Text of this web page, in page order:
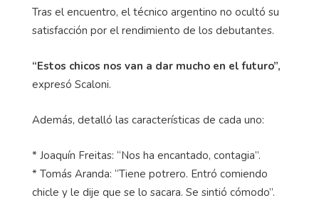
Tras el encuentro, el técnico argentino no ocultó su
satisfacción por el rendimiento de los debutantes.
“Estos chicos nos van a dar mucho en el futuro”,
expresó Scaloni.
Además, detalló las características de cada uno:
* Joaquín Freitas: “Nos ha encantado, contagia”.
* Tomás Aranda: “Tiene potrero. Entró comiendo
chicle y le dije que se lo sacara. Se sintió cómodo”.